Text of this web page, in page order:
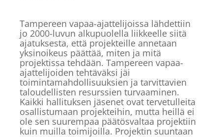
Tampereen vapaa-ajattelijoissa lähdettiin
jo 2000-luvun alkupuolella liikkeelle siitä
ajatuksesta, että projekteille annetaan
yksinoikeus päättää, miten ja mitä
projektissa tehdään. Tampereen vapaa-
ajattelijoiden tehtäväksi jäi
toimintamahdollisuuksien ja tarvittavien
taloudellisten resurssien turvaaminen.
Kaikki hallituksen jäsenet ovat tervetulleita
osallistumaan projekteihin, mutta heillä ei
ole sen suurempaa päätösvaltaa projektiin
kuin muilla toimijoilla. Projektin suuntaan